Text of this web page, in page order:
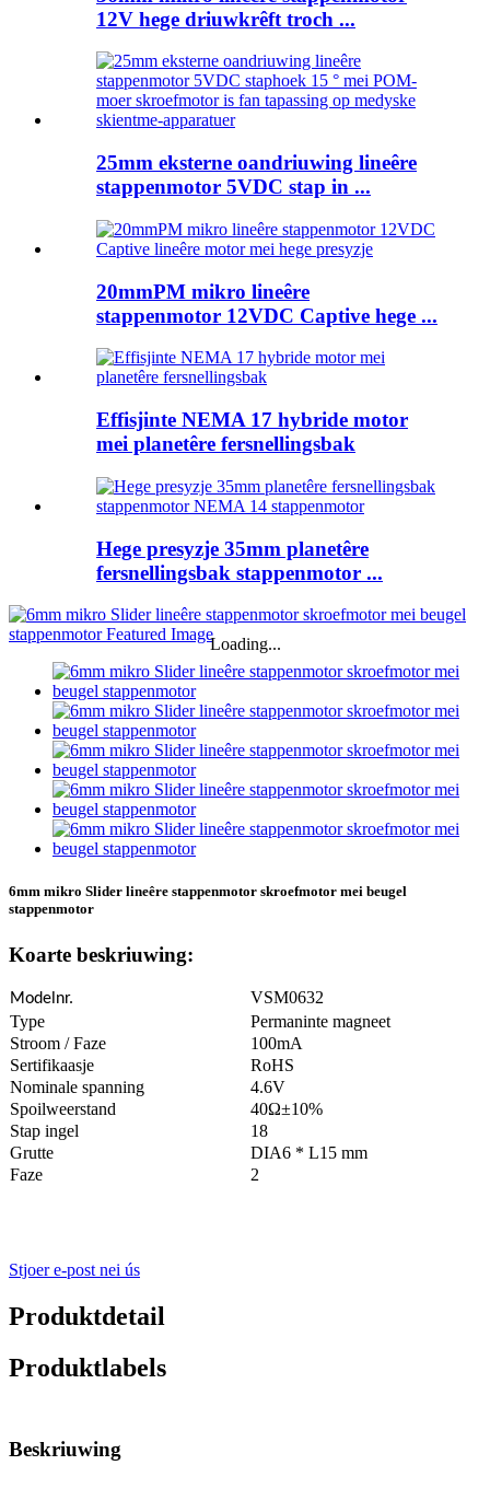
12V hege driuwkrêft troch ...
25mm eksterne oandriuwing lineêre
stappenmotor 5VDC stap in ...
20mmPM mikro lineêre
stappenmotor 12VDC Captive hege ...
Effisjinte NEMA 17 hybride motor
mei planetêre fersnellingsbak
Hege presyzje 35mm planetêre
fersnellingsbak stappenmotor ...
Loading...
6mm mikro Slider lineêre stappenmotor skroefmotor mei beugel
stappenmotor
Koarte beskriuwing:
Modelnr.
VSM0632
Type
Permaninte magneet
Stroom / Faze
100mA
Sertifikaasje
RoHS
Nominale spanning
4.6V
Spoilweerstand
40Ω±10%
Stap ingel
18
Grutte
DIA6 * L15 mm
Faze
2
Stjoer e-post nei ús
Produktdetail
Produktlabels
Beskriuwing